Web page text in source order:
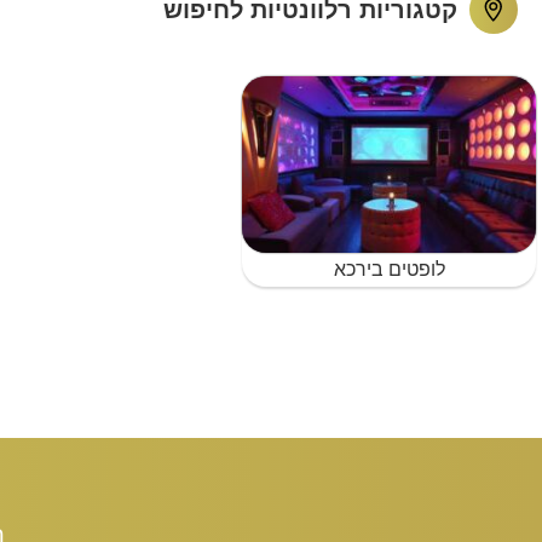
קטגוריות רלוונטיות לחיפוש
לופטים בירכא